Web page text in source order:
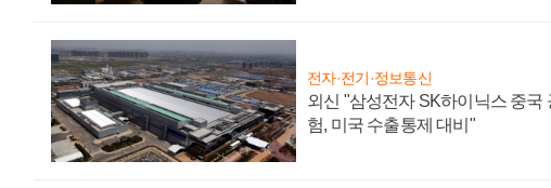
전자·전기·정보통신
외신 "삼성전자 SK하이닉스 중국
험, 미국 수출통제 대비"